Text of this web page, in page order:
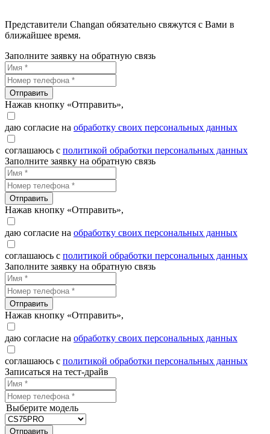
Представители Changan обязательно свяжутся с Вами в
ближайшее время.
Заполните заявку на обратную связь
Отправить
Нажав кнопку «Отправить»,
даю согласие на обработку своих персональных данных
соглашаюсь с политикой обработки персональных данных
Заполните заявку на обратную связь
Отправить
Нажав кнопку «Отправить»,
даю согласие на обработку своих персональных данных
соглашаюсь с политикой обработки персональных данных
Заполните заявку на обратную связь
Отправить
Нажав кнопку «Отправить»,
даю согласие на обработку своих персональных данных
соглашаюсь с политикой обработки персональных данных
Записаться на тест-драйв
Выберите модель
Отправить